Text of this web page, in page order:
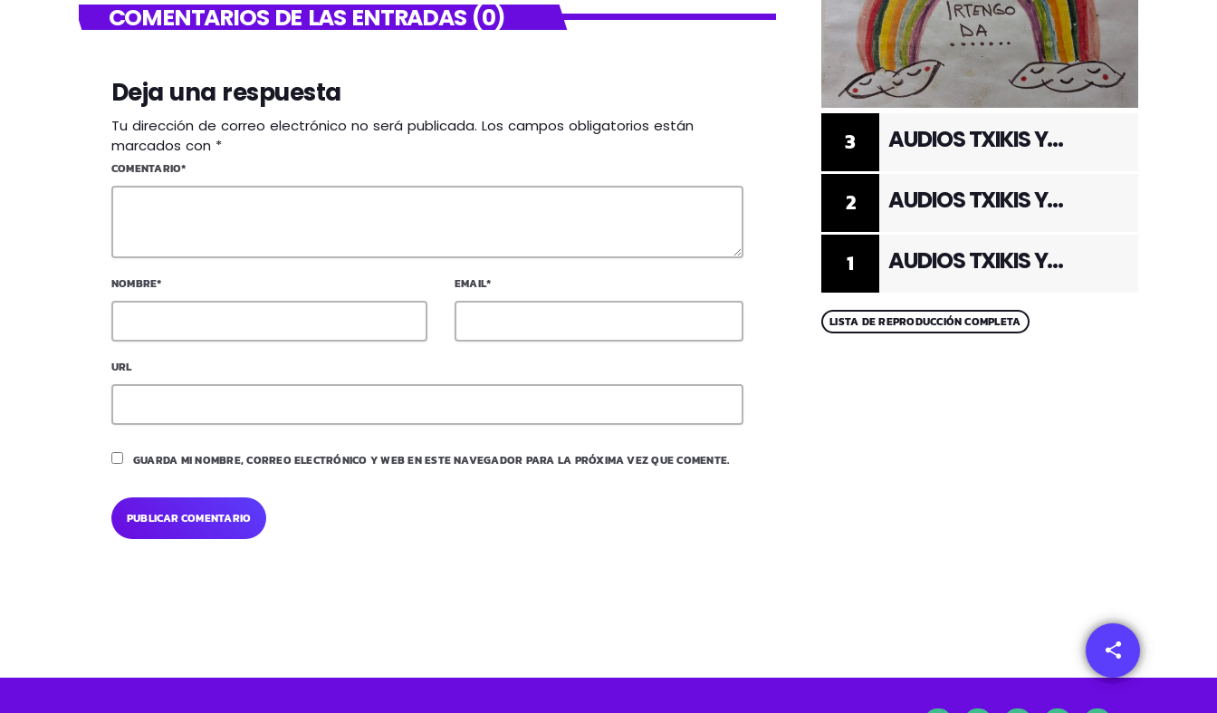
share
email
COMENTARIOS DE LAS ENTRADAS (0)
Deja una respuesta
Tu dirección de correo electrónico no será publicada. Los campos obligatorios están
marcados con *
COMENTARIO*
NOMBRE* EMAIL*
URL
GUARDA MI NOMBRE, CORREO ELECTRÓNICO Y WEB EN ESTE NAVEGADOR PARA LA PRÓXIMA VEZ QUE COMENTE.
1 AUDIOS TXIKIS Y
2 AUDIOS TXIKIS Y
3 AUDIOS TXIKIS Y
LISTA DE REPRODUCCIÓN COMPLETA